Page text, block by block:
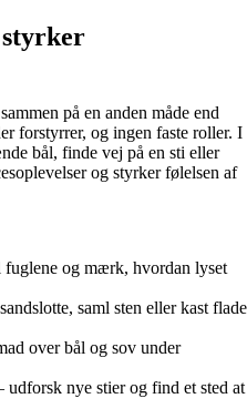
styrker
på en anden måde end
forstyrrer, og ingen faste roller. I
bål, finde vej på en sti eller
og styrker følelsen af
og mærk, hvordan lyset
saml sten eller kast flade
over bål og sov under
udforsk nye stier og find et sted at